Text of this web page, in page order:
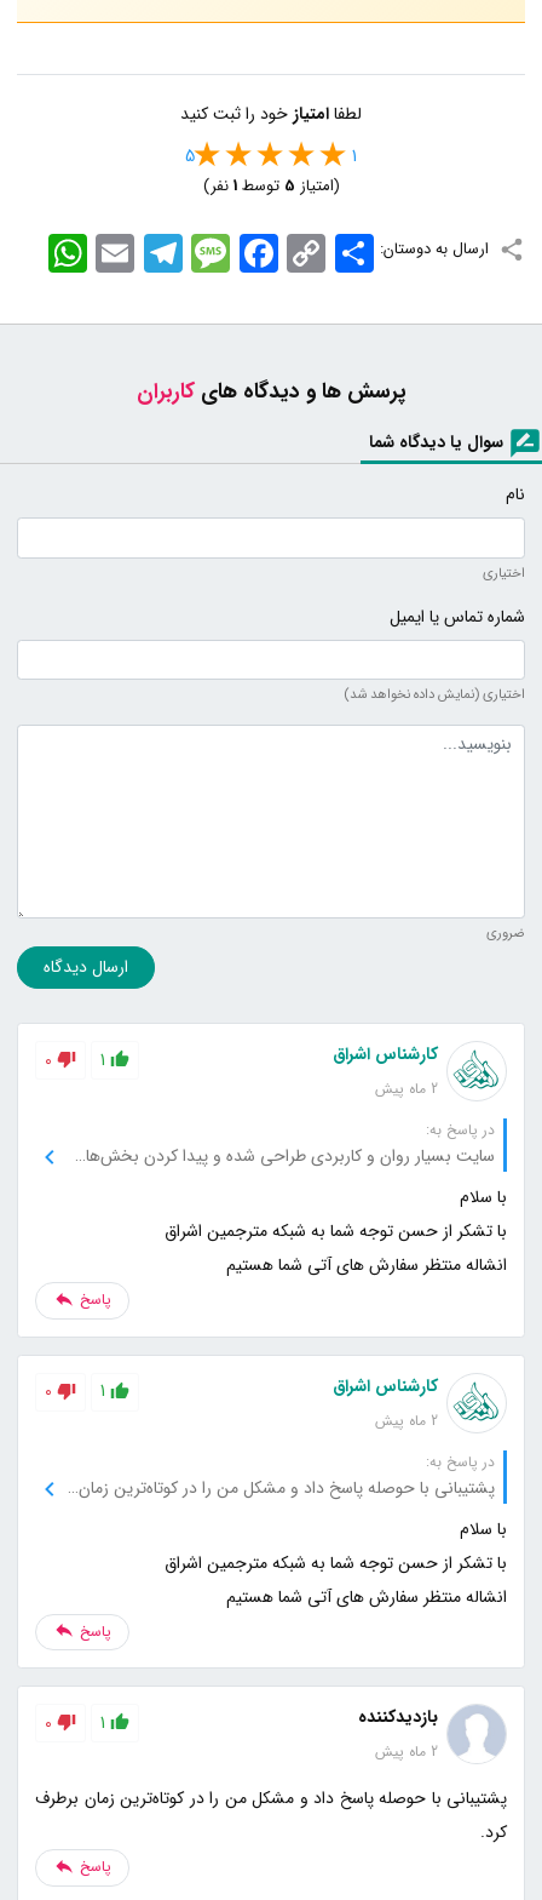
لطفاامتیاز خود را ثبت کنید
1
5
(امتیاز 5 توسط1نفر)
ارسال به دوستان: WhatsApp EmailTelegramMessageFacebook Copy
Link
اشتراک
پرسش ها و دیدگاه هایکاربران
سوال یا دیدگاه شما
نام
اختیاری
شماره تماس یا ایمیل
اختیاری (نمایش داده نخواهد شد)
متن دیدگاه
ضروری
ارسال دیدگاه
کارشناس اشراق
2 ماه پیش
1
0
در پاسخ به:
سایت بسیار روان و کاربردی طراحی شده و پیدا کردن بخش‌های مختلف خیلی راحت بود.
انشاله منتظر سفارش های آتی شما هستیم
پاسخ
کارشناس اشراق
2 ماه پیش
1
0
در پاسخ به:
پشتیبانی با حوصله پاسخ داد و مشکل من را در کوتاه‌ترین زمان برطرف کرد.
انشاله منتظر سفارش های آتی شما هستیم
پاسخ
بازدیدکننده
2 ماه پیش
1
0
پشتیبانی با حوصله پاسخ داد و مشکل من را در کوتاه‌ترین زمان برطرف
کرد.
پاسخ